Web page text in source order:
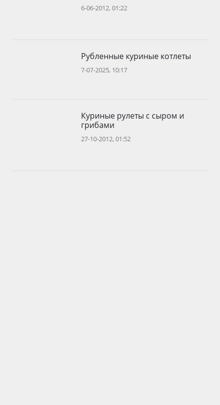
6-06-2012, 01:22
Рубленные куриные котлеты
7-07-2025, 10:17
Куриные рулеты с сыром и
грибами
27-10-2012, 01:52